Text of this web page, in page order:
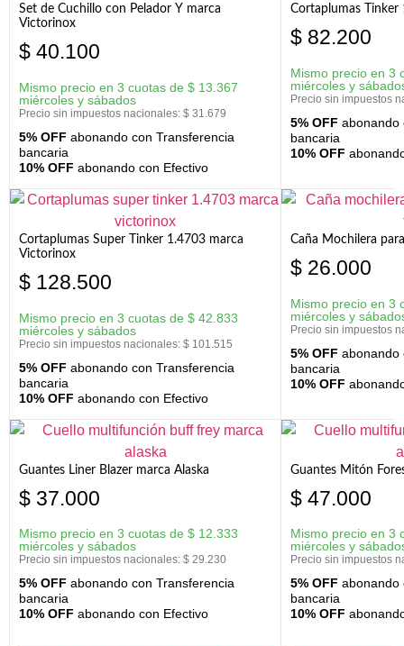
Set de Cuchillo con Pelador Y marca
Victorinox
$ 40.100
Mismo precio en 3 cuotas de $ 13.367
miércoles y sábados
Precio sin impuestos nacionales: $ 31.679
5% OFF abonando con Transferencia
bancaria
10% OFF abonando con Efectivo
Cortaplumas
$ 82.200
Mismo precio en 3
miércoles y
Precio sin impuestos
5% OFF abonando
bancaria
10% OFF
Cortaplumas Super Tinker 1.4703 marca
Victorinox
$ 128.500
Mismo precio en 3 cuotas de $ 42.833
miércoles y sábados
Precio sin impuestos nacionales: $ 101.515
5% OFF abonando con Transferencia
bancaria
10% OFF abonando con Efectivo
Caña Mochilera
$ 26.000
Mismo precio en 3
miércoles y
Precio sin impuestos
5% OFF abonando
bancaria
10% OFF
Guantes Liner Blazer marca Alaska
$ 37.000
Mismo precio en 3 cuotas de $ 12.333
miércoles y sábados
Precio sin impuestos nacionales: $ 29.230
5% OFF abonando con Transferencia
bancaria
10% OFF abonando con Efectivo
Guantes Mitón
$ 47.000
Mismo precio en 3
miércoles y
Precio sin impuestos
5% OFF abonando
bancaria
10% OFF